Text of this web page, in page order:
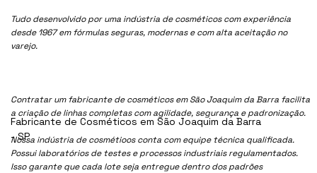
Tudo desenvolvido por uma indústria de cosméticos com experiência
desde 1967 em fórmulas seguras, modernas e com alta aceitação no
varejo.
Contratar um fabricante de cosméticos em São Joaquim da Barra facilita
a criação de linhas completas com agilidade, segurança e padronização.
Nossa indústria de cosmétioos conta com equipe técnica qualificada.
Possui laboratórios de testes e processos industriais regulamentados.
Isso garante que cada lote seja entregue dentro dos padrões
Fabricante de Cosméticos em São Joaquim da Barra
- SP